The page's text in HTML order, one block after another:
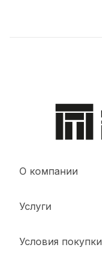
О компании
Услуги
Условия покупки